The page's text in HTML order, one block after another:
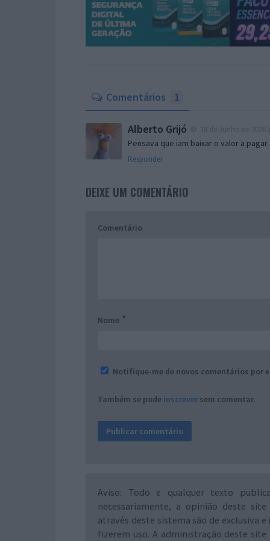
Comentários 1
Alberto Grijó
Pensava que iam baixar o valor a
Responder
DEIXE UM COMENTÁRIO
Comentário
Nome *
Notifique-me de novos comentários por
Também se pode inscrever sem comentar.
Aviso: Todo e qualquer texto
necessariamente, a opinião deste
através deste sistema são de exclusiva
fizerem uso. A administração deste